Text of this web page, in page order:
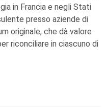
in Francia e negli Stati
presso aziende di
originale, che dà valore
riconciliare in ciascuno di